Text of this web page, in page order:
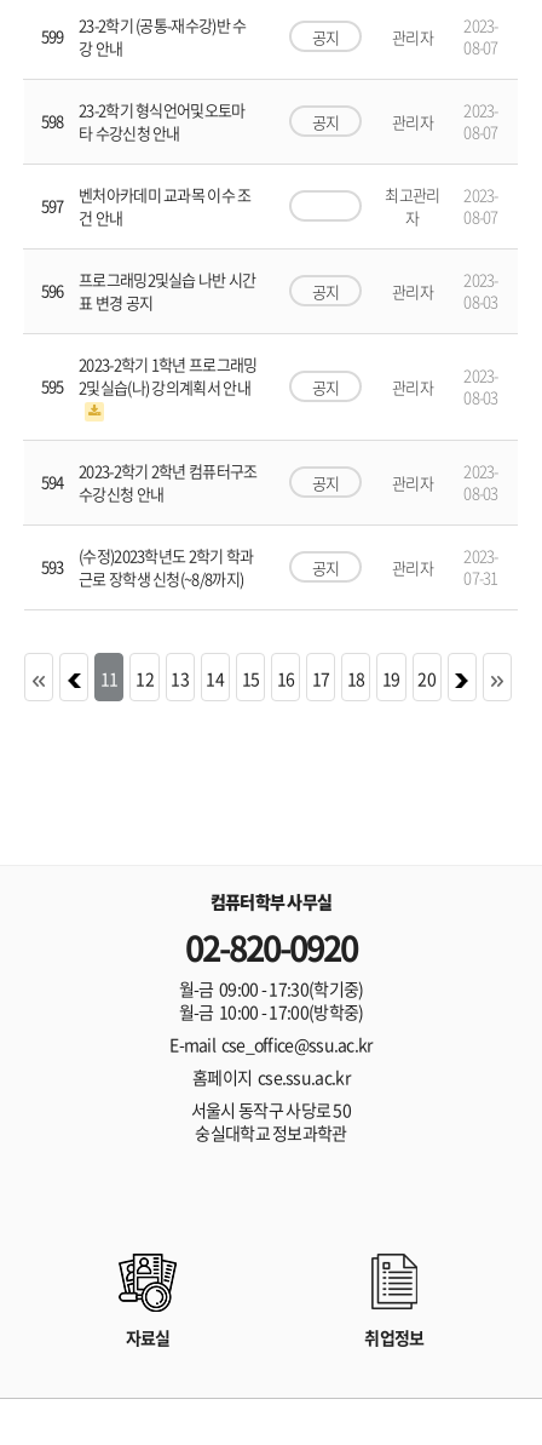
599
23-2학기 (공통-재수강)반 수
강 안내
공지 관리자
2023-
08-07
598
23-2학기 형식언어및오토마
타 수강신청 안내
공지 관리자
2023-
08-07
597
벤처아카데미 교과목 이수 조
건 안내
최고관리
자
2023-
08-07
596
프로그래밍2및실습 나반 시간
표 변경 공지
공지 관리자
2023-
08-03
595
2023-2학기 1학년 프로그래밍
2및실습(나) 강의계획서 안내
공지 관리자
2023-
08-03
594
2023-2학기 2학년 컴퓨터구조
수강신청 안내
공지 관리자
2023-
08-03
593
(수정)2023학년도 2학기 학과
근로 장학생 신청(~8/8까지)
공지 관리자
2023-
07-31
11 12 13 14 15 16 17 18 19 20
컴퓨터학부 사무실
02-820-0920
월-금 09:00 - 17:30(학기중)
월-금 10:00 - 17:00(방학중)
E-mail cse_office@ssu.ac.kr
홈페이지 cse.ssu.ac.kr
서울시 동작구 사당로 50
숭실대학교 정보과학관
자료실 취업정보